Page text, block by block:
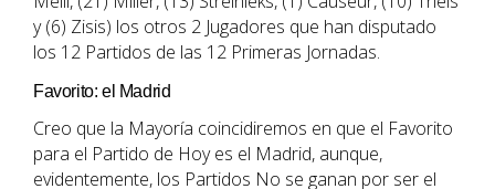
y (6) Zisis) los otros 2 Jugadores que han disputado
los 12 Partidos de las 12 Primeras Jornadas.
Favorito: el Madrid
Creo que la Mayoría coincidiremos en que el Favorito
para el Partido de Hoy es el Madrid, aunque,
evidentemente, los Partidos No se ganan por ser el